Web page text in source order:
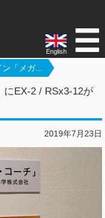
English
「メガ...
にEX-2 / RSx3-12が
2019年7月23日